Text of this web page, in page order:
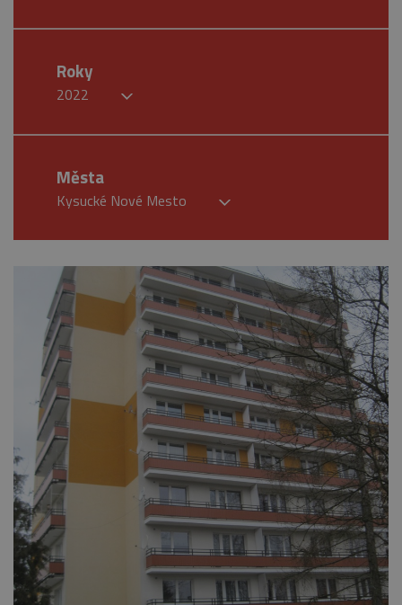
Roky
2022
Města
Kysucké Nové Mesto